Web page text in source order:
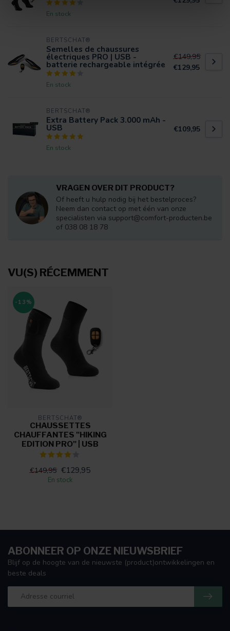
En stock
BERTSCHAT®
Semelles de chaussures
électriques PRO | USB -
batterie rechargeable intégrée
En stock
€149,95
€129,95
BERTSCHAT®
Extra Battery Pack 3.000 mAh -
USB
En stock
€109,95
VRAGEN OVER DIT PRODUCT?
Of heeft u hulp nodig bij het bestelproces?
Neem dan contact op met één van onze
specialisten via support@comfort-producten.be
of 038 08 18 78
VU(S) RÉCEMMENT
-13%
BERTSCHAT®
CHAUSSETTES
CHAUFFANTES "HIKING
EDITION PRO" | USB
€149,95 €129,95
En stock
ABONNEER OP ONZE NIEUWSBRIEF
Blijf op de hoogte van de nieuwste (product)ontwikkelingen en
beste deals